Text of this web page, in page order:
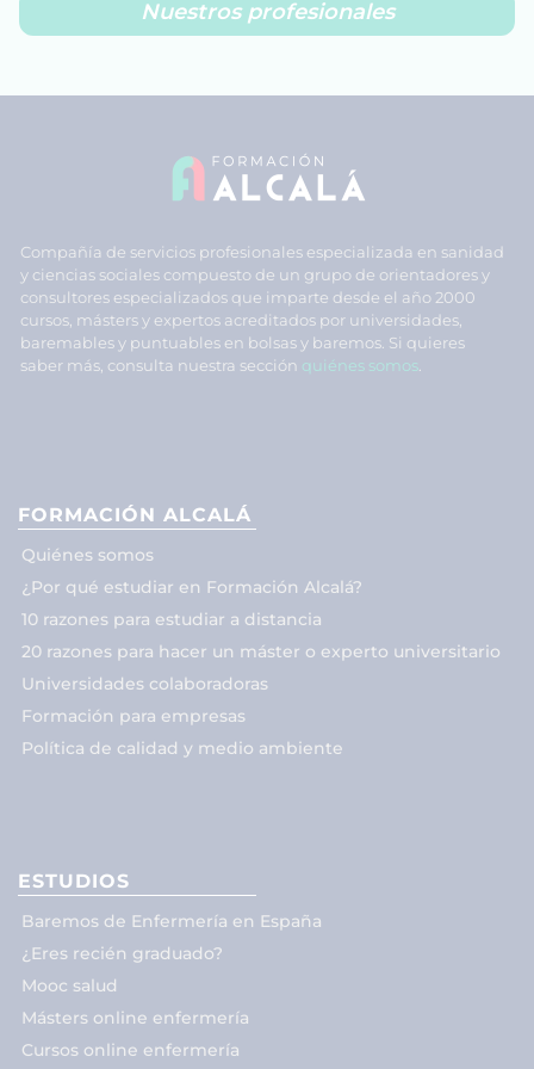
Nuestros profesionales
Compañía de servicios profesionales especializada en sanidad
y ciencias sociales compuesto de un grupo de orientadores y
consultores especializados que imparte desde el año 2000
cursos, másters y expertos acreditados por universidades,
baremables y puntuables en bolsas y baremos. Si quieres
saber más, consulta nuestra sección quiénes somos
FORMACIÓN ALCALÁ
Quiénes somos
¿Por qué estudiar en Formación Alcalá?
10 razones para estudiar a distancia
20 razones para hacer un máster o experto universitario
Universidades colaboradoras
Formación para empresas
Política de calidad y medio ambiente
ESTUDIOS
Baremos de Enfermería en España
¿Eres recién graduado?
Mooc salud
Másters online enfermería
Cursos online enfermería